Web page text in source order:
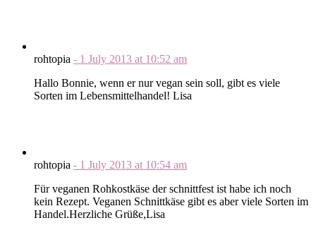
rohtopia - 1 July 2013 at 10:52 am
Hallo Bonnie, wenn er nur vegan sein soll, gibt es viele
Sorten im Lebensmittelhandel! Lisa
rohtopia - 1 July 2013 at 10:54 am
Für veganen Rohkostkäse der schnittfest ist habe ich noch
kein Rezept. Veganen Schnittkäse gibt es aber viele Sorten im
Handel.Herzliche Grüße,Lisa